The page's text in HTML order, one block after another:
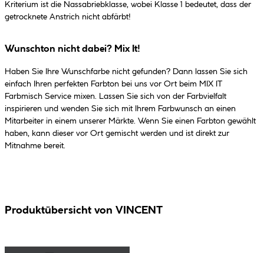
Kriterium ist die Nassabriebklasse, wobei Klasse 1 bedeutet, dass der
getrocknete Anstrich nicht abfärbt!
Wunschton nicht dabei? Mix It!
Haben Sie Ihre Wunschfarbe nicht gefunden? Dann lassen Sie sich
einfach Ihren perfekten Farbton bei uns vor Ort beim MIX IT
Farbmisch Service mixen. Lassen Sie sich von der Farbvielfalt
inspirieren und wenden Sie sich mit Ihrem Farbwunsch an einen
Mitarbeiter in einem unserer Märkte. Wenn Sie einen Farbton gewählt
haben, kann dieser vor Ort gemischt werden und ist direkt zur
Mitnahme bereit.
Produktübersicht von VINCENT